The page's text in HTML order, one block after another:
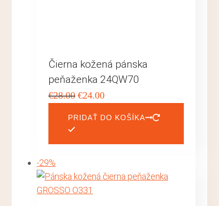
Čierna kožená pánska
peňaženka 24QW70
€28.00 Pôvodná
cena
€28.00.
€24.00
€24.00.
PRIDAŤ DO KOŠÍKA
-29%